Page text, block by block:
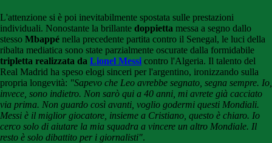
L'attenzione si è poi inevitabilmente spostata sulle prestazioni
individuali. Nonostante la brillante doppietta messa a segno dallo
stesso Mbappé nella precedente partita contro il Senegal, le luci della
ribalta mediatica sono state parzialmente oscurate dalla formidabile
tripletta realizzata da Lionel Messi contro l'Algeria. Il talento del
Real Madrid ha speso elogi sinceri per l'argentino, ironizzando sulla
propria longevità: "Sapevo che Leo avrebbe segnato, segna sempre. Io,
invece, sono indietro. Non sarò qui a 40 anni, mi avrete già cacciato
via prima. Non guardo così avanti, voglio godermi questi Mondiali.
Messi è il miglior giocatore, insieme a Cristiano, questo è chiaro. Io
cerco solo di aiutare la mia squadra a vincere un altro Mondiale. Il
resto è solo dibattito per i giornalisti".